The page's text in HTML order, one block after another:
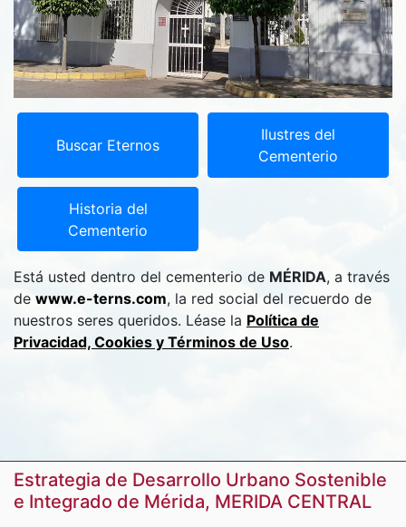
Buscar Eternos
Ilustres del
Cementerio
Historia del
Cementerio
Está usted dentro del cementerio de MÉRIDA, a través
de www.e-terns.com, la red social del recuerdo de
nuestros seres queridos. Léase la Política de
Privacidad, Cookies y Términos de Uso.
Estrategia de Desarrollo Urbano Sostenible
e Integrado de Mérida, MERIDA CENTRAL